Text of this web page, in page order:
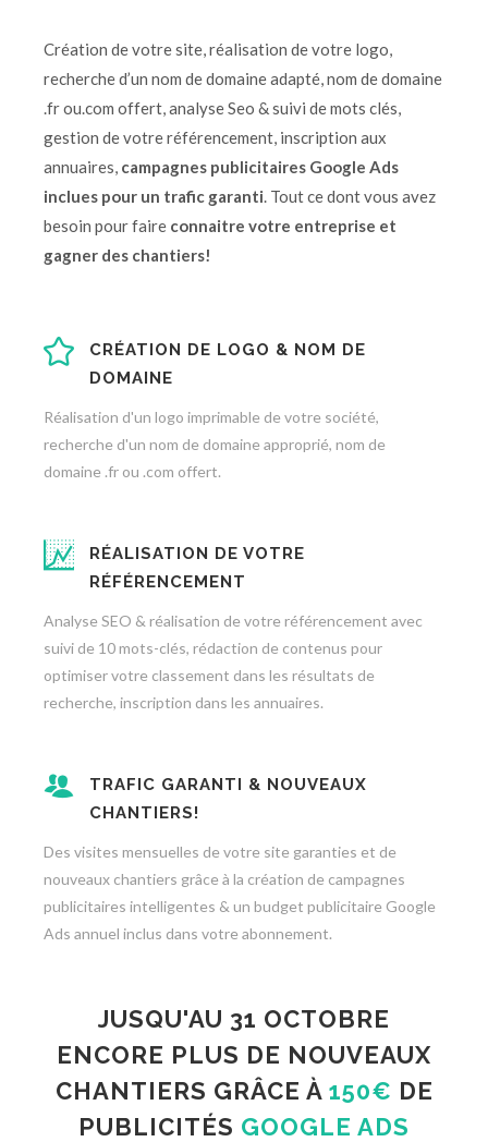
Création de votre site, réalisation de votre logo,
recherche d’un nom de domaine adapté, nom de domaine
.fr ou.com offert, analyse Seo & suivi de mots clés,
gestion de votre référencement, inscription aux
annuaires, campagnes publicitaires Google Ads
inclues pour un trafic garanti. Tout ce dont vous avez
besoin pour faire connaitre votre entreprise et
gagner des chantiers!
CRÉATION DE LOGO & NOM DE
DOMAINE
Réalisation d'un logo imprimable de votre société,
recherche d'un nom de domaine approprié, nom de
domaine .fr ou .com offert.
RÉALISATION DE VOTRE
RÉFÉRENCEMENT
Analyse SEO & réalisation de votre référencement avec
suivi de 10 mots-clés, rédaction de contenus pour
optimiser votre classement dans les résultats de
recherche, inscription dans les annuaires.
TRAFIC GARANTI & NOUVEAUX
CHANTIERS!
Des visites mensuelles de votre site garanties et de
nouveaux chantiers grâce à la création de campagnes
publicitaires intelligentes & un budget publicitaire Google
Ads annuel inclus dans votre abonnement.
JUSQU'AU 31 OCTOBRE
ENCORE PLUS DE NOUVEAUX
CHANTIERS GRÂCE À 150€ DE
PUBLICITÉS GOOGLE ADS